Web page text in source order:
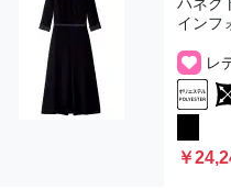
インフ
レ
￥